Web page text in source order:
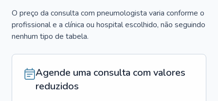
O preço da consulta com pneumologista varia conforme o
profissional e a clínica ou hospital escolhido, não seguindo
nenhum tipo de tabela.
Agende uma consulta com valores
reduzidos